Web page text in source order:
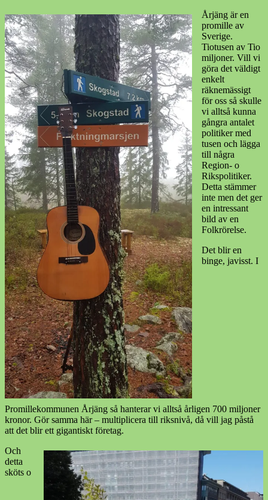
Årjäng är en
promille av
Sverige.
Tiotusen av Tio
miljoner. Vill vi
göra det väldigt
enkelt
räknemässigt
för oss så skulle
vi alltså kunna
gångra antalet
politiker med
tusen och lägga
till några
Region- o
Rikspolitiker.
Detta stämmer
inte men det ger
en intressant
bild av en
Folkrörelse.
Det blir en
binge, javisst. I
Promillekommunen Årjäng så hanterar vi alltså årligen 700 miljoner
kronor. Gör samma här – multiplicera till riksnivå, då vill jag påstå
att det blir ett gigantiskt företag.
Och
detta
sköts o